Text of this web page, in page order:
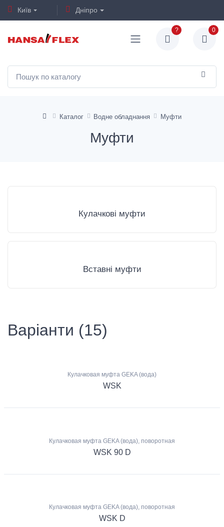
Київ Дніпро
? 0
Каталог Водне обладнання Муфти
Муфти
Кулачкові муфти
Вставні муфти
Варіанти (15)
Кулачковая муфта GEKA (вода)
WSK
Кулачковая муфта GEKA (вода), поворотная
WSK 90 D
Кулачковая муфта GEKA (вода), поворотная
WSK D